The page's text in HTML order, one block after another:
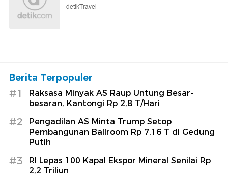
detikTravel
Berita Terpopuler
#1
Raksasa Minyak AS Raup Untung Besar-
besaran, Kantongi Rp 2,8 T/Hari
#2
Pengadilan AS Minta Trump Setop
Pembangunan Ballroom Rp 7,16 T di Gedung
Putih
#3
RI Lepas 100 Kapal Ekspor Mineral Senilai Rp
2,2 Triliun